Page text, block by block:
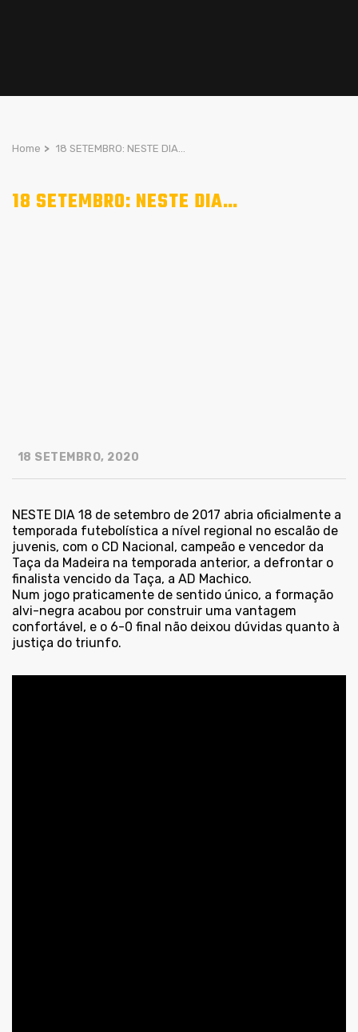
Home > 18 SETEMBRO: NESTE DIA…
18 SETEMBRO: NESTE DIA…
18 SETEMBRO, 2020
NESTE DIA 18 de setembro de 2017 abria oficialmente a
temporada futebolística a nível regional no escalão de
juvenis, com o CD Nacional, campeão e vencedor da
Taça da Madeira na temporada anterior, a defrontar o
finalista vencido da Taça, a AD Machico.
Num jogo praticamente de sentido único, a formação
alvi-negra acabou por construir uma vantagem
confortável, e o 6-0 final não deixou dúvidas quanto à
justiça do triunfo.